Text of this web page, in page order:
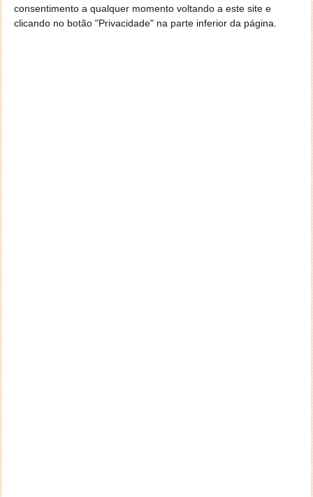
consentimento a qualquer momento voltando a este site e
clicando no botão "Privacidade" na parte inferior da página.
mais realista do poder de compra e do nível de vida dentro de cada
país.